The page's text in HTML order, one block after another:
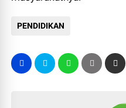
PENDIDIKAN